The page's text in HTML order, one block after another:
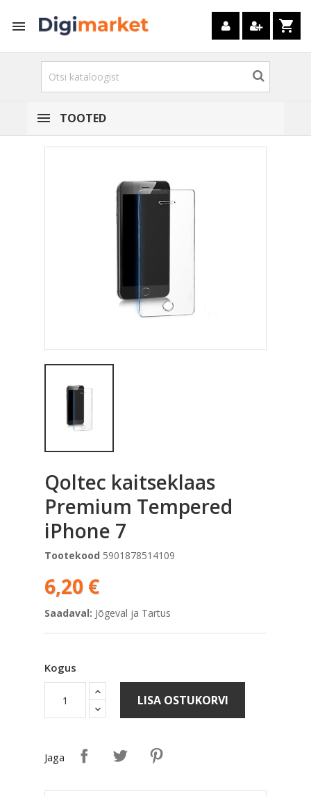
 shopping_cart
TOOTED
Qoltec kaitseklaas
Premium Tempered
iPhone 7
Tootekood 5901878514109
6,20 €
Saadaval: Jõgeval ja Tartus
Kogus
LISA OSTUKORVI
Jaga